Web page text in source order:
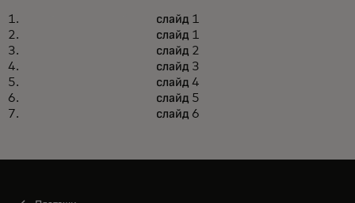
Расширение возможностей
торговцев в новую эру агентной
слайд 1
слайд 1
слайд 2
слайд 3
слайд 4
слайд 5
слайд 6